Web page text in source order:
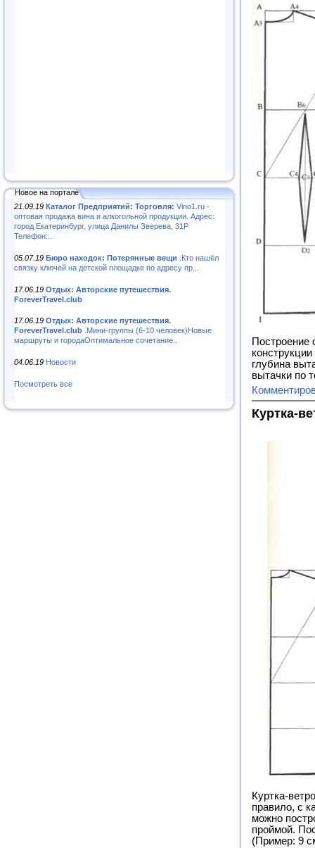
Новое на портале
21.09.19 Каталог Предприятий: Торговля: Vino1.ru -
оптовая продажа вина и алкогольной продукции. Адрес:
город Екатеринбург, улица Данилы Зверева, 31Р
Телефон:..
05.07.19 Бюро находок: Потерянные вещи .Кто нашёл
связку ключей на детской площадке по адресу пр...
17.06.19 Отдых: Авторские путешествия.
ForeverTravel.club
17.06.19 Отдых: Авторские путешествия.
ForeverTravel.club .Мини-группы (6-10 человек)Новые
маршруты и городаОптимальное сочетание..
04.06.19 Новости
Посмотреть все
Построение
глубина
вытачки по
Куртка-
Куртка-
правило, с
можно
проймой.
(Пример: 9